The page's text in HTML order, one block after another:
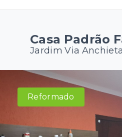
Casa Padrão
Jardim Via
Reformado